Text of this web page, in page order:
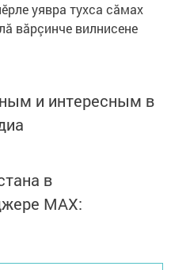
уявра тухса сăмах
вăрçинче вилнисене
и интересным в
в
MАХ: